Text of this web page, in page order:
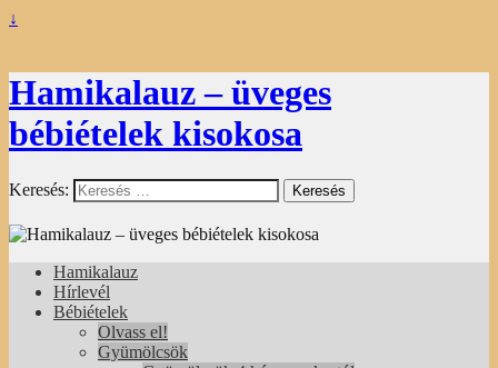
↓
Hamikalauz – üveges
bébiételek kisokosa
Keresés:
Hamikalauz
Hírlevél
Bébiételek
Olvass el!
Gyümölcsök